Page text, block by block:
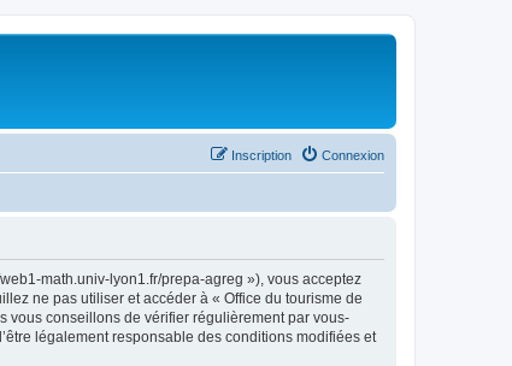
Connexion
Inscription
math.univ-lyon1.fr/prepa-agreg »), vous acceptez
ne pas utiliser et accéder à « Office du tourisme de
vous conseillons de vérifier régulièrement par vous-
légalement responsable des conditions modifiées et